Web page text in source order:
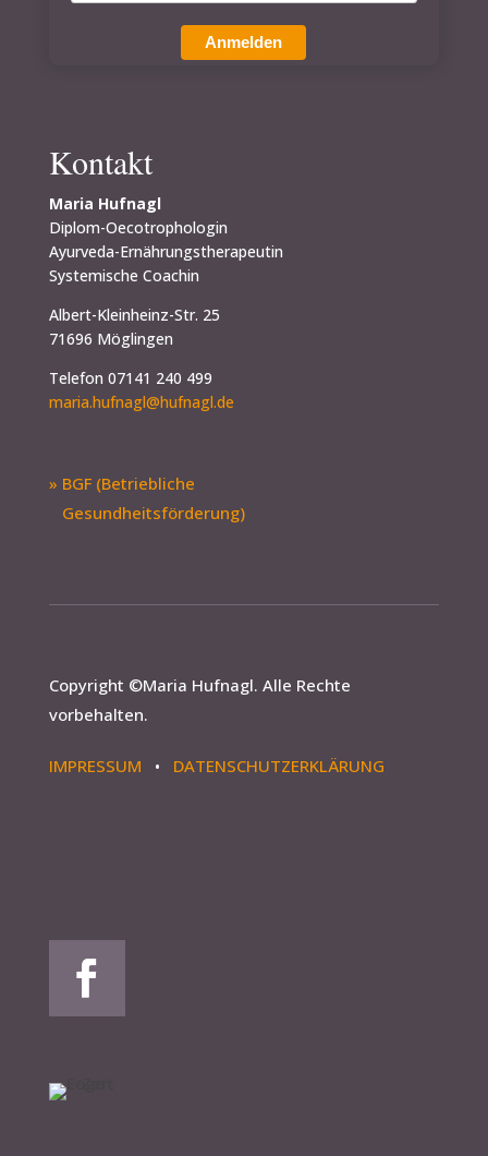
Anmelden
Kontakt
Maria Hufnagl
Diplom-Oecotrophologin
Ayurveda-Ernährungstherapeutin
Systemische Coachin
Albert-Kleinheinz-Str. 25
71696 Möglingen
Telefon 07141 240 499
maria.hufnagl@hufnagl.de
» BGF (Betriebliche
Gesundheitsförderung)
Copyright ©Maria Hufnagl. Alle Rechte
vorbehalten.
IMPRESSUM • DATENSCHUTZERKLÄRUNG